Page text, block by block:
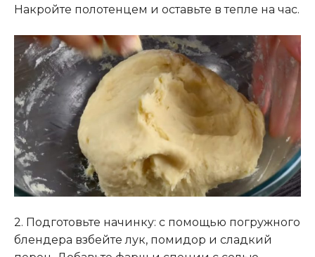
Накройте полотенцем и оставьте в тепле на час.
2. Подготовьте начинку: с помощью погружного
блендера взбейте лук, помидор и сладкий